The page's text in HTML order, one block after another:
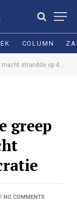
COLUMN
strandde op democratie
greep
NO COMMENTS